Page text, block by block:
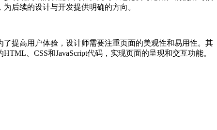
后续的设计与开发提供明确的方向。
提高用户体验，设计师需要注重页面的美观性和易用性。其
、CSS和JavaScript代码，实现页面的呈现和交互功能。